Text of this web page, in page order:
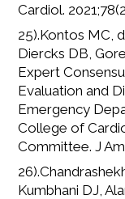
Cardiol.
25).Kontos MC,
Diercks DB,
Expert
Evaluation and
Emergency
College of
Committee. J
Kumbhani DJ,